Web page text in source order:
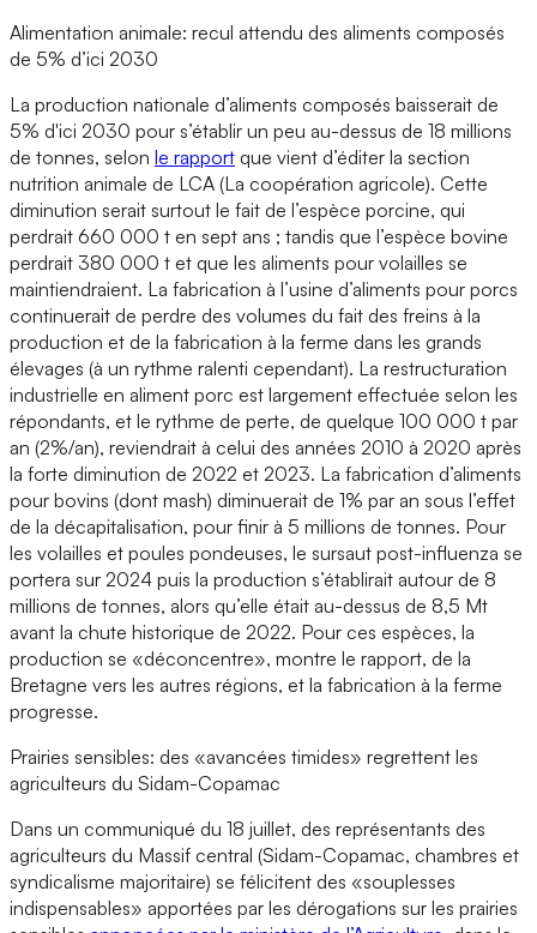
Alimentation animale: recul attendu des aliments composés
de 5% d’ici 2030
La production nationale d’aliments composés baisserait de
5% d'ici 2030 pour s’établir un peu au-dessus de 18 millions
de tonnes, selon le rapport que vient d’éditer la section
nutrition animale de LCA (La coopération agricole). Cette
diminution serait surtout le fait de l’espèce porcine, qui
perdrait 660 000 t en sept ans ; tandis que l’espèce bovine
perdrait 380 000 t et que les aliments pour volailles se
maintiendraient. La fabrication à l’usine d’aliments pour porcs
continuerait de perdre des volumes du fait des freins à la
production et de la fabrication à la ferme dans les grands
élevages (à un rythme ralenti cependant). La restructuration
industrielle en aliment porc est largement effectuée selon les
répondants, et le rythme de perte, de quelque 100 000 t par
an (2%/an), reviendrait à celui des années 2010 à 2020 après
la forte diminution de 2022 et 2023. La fabrication d’aliments
pour bovins (dont mash) diminuerait de 1% par an sous l’effet
de la décapitalisation, pour finir à 5 millions de tonnes. Pour
les volailles et poules pondeuses, le sursaut post-influenza se
portera sur 2024 puis la production s’établirait autour de 8
millions de tonnes, alors qu’elle était au-dessus de 8,5 Mt
avant la chute historique de 2022. Pour ces espèces, la
production se «déconcentre», montre le rapport, de la
Bretagne vers les autres régions, et la fabrication à la ferme
progresse.
Prairies sensibles: des «avancées timides» regrettent les
agriculteurs du Sidam-Copamac
Dans un communiqué du 18 juillet, des représentants des
agriculteurs du Massif central (Sidam-Copamac, chambres et
syndicalisme majoritaire) se félicitent des «souplesses
indispensables» apportées par les dérogations sur les prairies